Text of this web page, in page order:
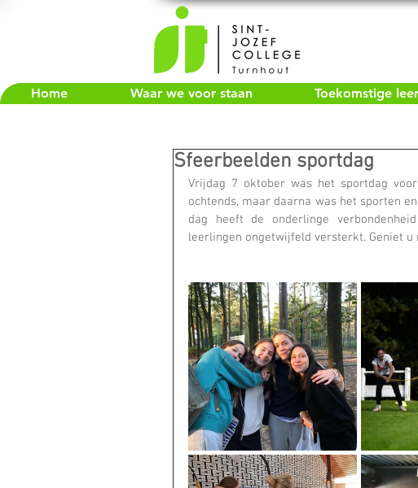
Home Waar we voor staan Toekomstige
Sfeerbeelden sportdag
Vrijdag 7 oktober was het sportdag
ochtends, maar daarna was het sporten
dag heeft de onderlinge
leerlingen ongetwijfeld versterkt. Geniet u